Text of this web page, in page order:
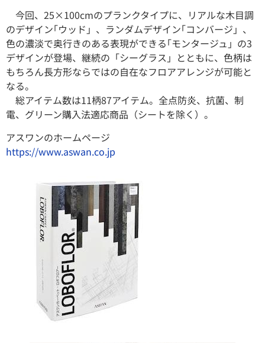
今回、25×100cmのプランクタイプに、リアルな⽊⽬調
のデザイン｢ウッド」、ランダムデザイン｢コンバージ」、
⾊の濃淡で奥⾏きのある表現ができる｢モンタージュ」の3
デザインが登場、継続の「シーグラス」とともに、色柄は
もちろん⻑⽅形ならではの⾃在なフロアアレンジが可能と
なる。
総アイテム数は11柄87アイテム。全点防炎、抗菌、制
電、グリーン購⼊法適応商品（シートを除く）。
アスワンのホームページ
https://www.aswan.co.jp